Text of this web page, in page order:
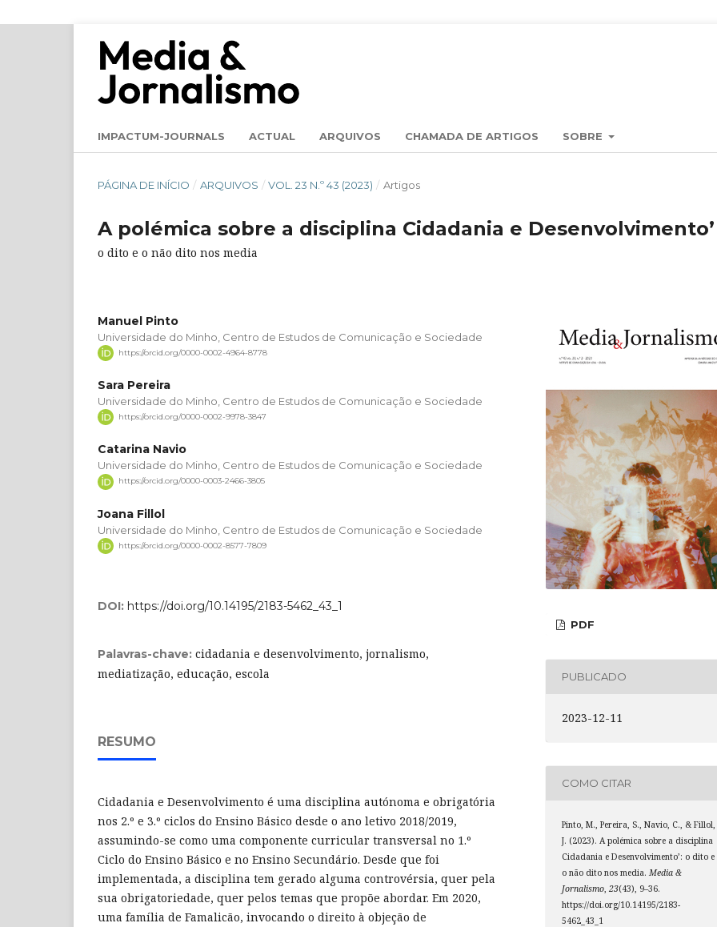
IMPACTUM-JOURNALS ACTUAL ARQUIVOS CHAMADA DE ARTIGOS SOBRE
PÁGINA DE INÍCIO / ARQUIVOS / VOL. 23 N.º 43 (2023) / Artigos
A polémica sobre a disciplina Cidadania e Desenvolvimento’
o dito e o não dito nos media
Manuel Pinto
Universidade do Minho, Centro de Estudos de Comunicação e Sociedade
https://orcid.org/0000-0002-4964-8778
Sara Pereira
Universidade do Minho, Centro de Estudos de Comunicação e Sociedade
https://orcid.org/0000-0002-9978-3847
Catarina Navio
Universidade do Minho, Centro de Estudos de Comunicação e Sociedade
https://orcid.org/0000-0003-2466-3805
Joana Fillol
Universidade do Minho, Centro de Estudos de Comunicação e Sociedade
https://orcid.org/0000-0002-8577-7809
DOI: https://doi.org/10.14195/2183-5462_43_1
Palavras-chave: cidadania e desenvolvimento, jornalismo,
mediatização, educação, escola
RESUMO
Cidadania e Desenvolvimento é uma disciplina autónoma e obrigatória
nos 2.º e 3.º ciclos do Ensino Básico desde o ano letivo 2018/2019,
assumindo-se como uma componente curricular transversal no 1.º
Ciclo do Ensino Básico e no Ensino Secundário. Desde que foi
implementada, a disciplina tem gerado alguma controvérsia, quer pela
sua obrigatoriedade, quer pelos temas que propõe abordar. Em 2020,
uma família de Famalicão, invocando o direito à objeção de
PDF
PUBLICADO
2023-12-11
COMO CITAR
Pinto, M., Pereira, S., Navio, C., & Fillol,
J. (2023). A polémica sobre a disciplina
Cidadania e Desenvolvimento’: o dito e
o não dito nos media. Media &
Jornalismo ,23(43), 9–36.
https://doi.org/10.14195/2183-
5462_43_1